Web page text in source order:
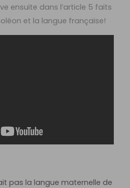
ensuite dans l’article 5 faits
et la langue française!
pas la langue maternelle de